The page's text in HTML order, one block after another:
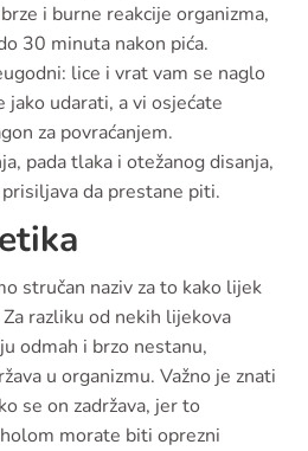
i burne reakcije organizma,
30 minuta nakon pića.
lice i vrat vam se naglo
jako udarati, a vi osjećate
za povraćanjem.
pada tlaka i otežanog disanja,
da prestane piti.
stručan naziv za to kako lijek
razliku od nekih lijekova
odmah i brzo nestanu,
u organizmu. Važno je znati
se on zadržava, jer to
morate biti oprezni